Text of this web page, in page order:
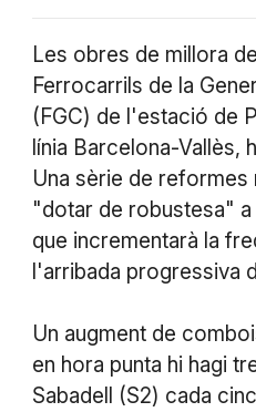
Les obres de millora
Ferrocarrils de la
(FGC) de l'estació de
línia Barcelona-Vallès,
Una sèrie de reformes
"dotar de robustesa"
que incrementarà la
l'arribada progressiva
Un augment de
en hora punta hi hagi
Sabadell (S2) cada